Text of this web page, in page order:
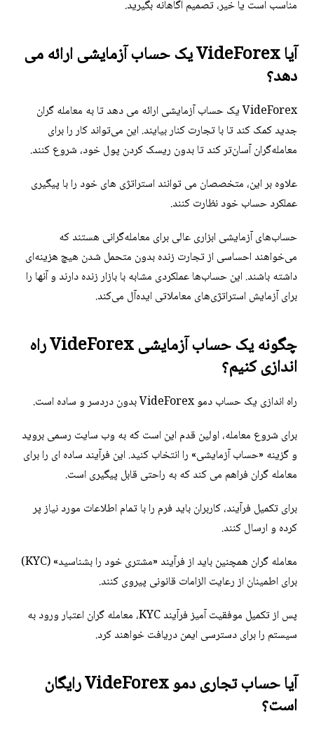
مناسب است یا خیر، تصمیم آگاهانه بگیرید.
آیا VideForex یک حساب آزمایشی ارائه می
دهد؟
VideForex یک حساب آزمایشی ارائه می دهد تا به معامله گران
جدید کمک کند تا با تجارت کنار بیایند. این می‌تواند کار را برای
معامله‌گران آسان‌تر کند تا بدون ریسک کردن پول خود، شروع کنند.
علاوه بر این، متخصصان می توانند استراتژی های خود را با پیگیری
عملکرد حساب خود نظارت کنند.
حساب‌های آزمایشی ابزاری عالی برای معامله‌گرانی هستند که
می‌خواهند احساسی از تجارت زنده بدون متحمل شدن هیچ هزینه‌ای
داشته باشند. این حساب‌ها عملکردی مشابه با بازار زنده دارند و آنها را
برای آزمایش استراتژی‌های معاملاتی ایده‌آل می‌کند.
چگونه یک حساب آزمایشی VideForex راه
اندازی کنیم؟
راه اندازی یک حساب دمو VideForex بدون دردسر و ساده است.
برای شروع معامله، اولین قدم این است که به وب سایت رسمی بروید
و گزینه «حساب آزمایشی» را انتخاب کنید. این فرآیند ساده ای را برای
معامله گران فراهم می کند که به راحتی قابل پیگیری است.
برای تکمیل فرآیند، کاربران باید فرم را با تمام اطلاعات مورد نیاز پر
کرده و ارسال کنند.
معامله گران همچنین باید از فرآیند «مشتری خود را بشناسید» (KYC)
برای اطمینان از رعایت الزامات قانونی پیروی کنند.
پس از تکمیل موفقیت آمیز فرآیند KYC، معامله گران اعتبار ورود به
سیستم را برای دسترسی ایمن دریافت خواهند کرد.
آیا حساب تجاری دمو VideForex رایگان
است؟